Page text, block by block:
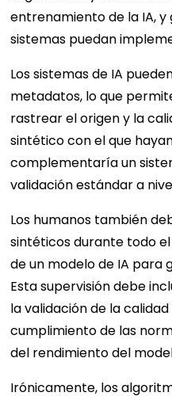
entrenamiento de la IA,
sistemas puedan
Los sistemas de IA
metadatos, lo que
rastrear el origen y la
sintético con el que
complementaría un
validación estándar a
Los humanos también
sintéticos durante todo
de un modelo de IA para
Esta supervisión debe
la validación de la
cumplimiento de las
del rendimiento del
Irónicamente, los